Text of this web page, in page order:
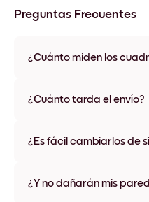
Preguntas Frecuentes
¿Cuánto miden los
varios materiales y colores
¿Cuánto tarda el envío?
disponibles en algunos
¿Es fácil cambiarlos de
ningún daño
¿Y no dañarán mis